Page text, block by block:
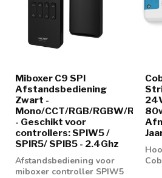
Miboxer C9 SPI
Afstandsbediening
Zwart -
Mono/CCT/RGB/RGBW/
- Geschikt voor
controllers: SPIW5 /
SPIR5/ SPIB5 - 2.4Ghz
Afstandsbediening voor
miboxer controller SPIW5